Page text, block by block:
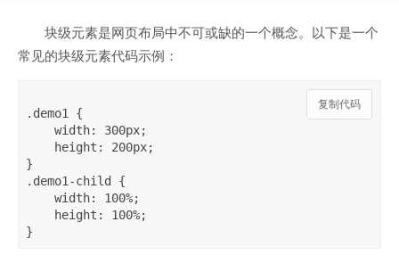
块级元素是网页布局中不可或缺的一个概念。以下是一个
常见的块级元素代码示例：
复制代码
.demo1 {
}
.demo1-child {